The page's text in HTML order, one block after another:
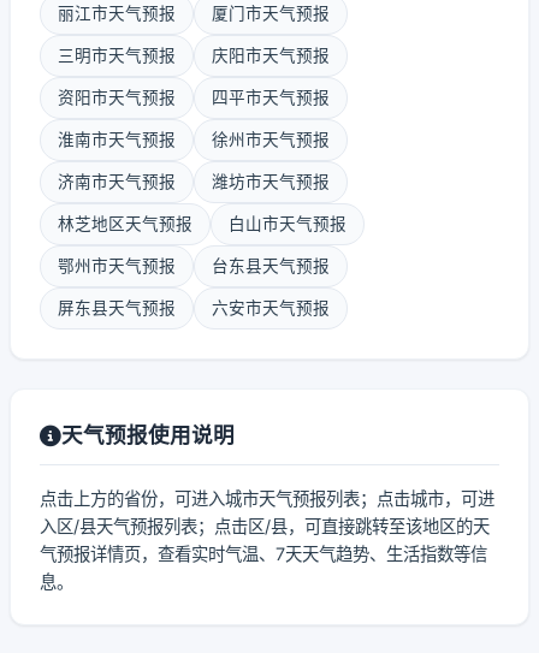
丽江市天气预报 厦门市天气预报
三明市天气预报 庆阳市天气预报
资阳市天气预报 四平市天气预报
淮南市天气预报 徐州市天气预报
济南市天气预报 潍坊市天气预报
林芝地区天气预报 白山市天气预报
鄂州市天气预报 台东县天气预报
屏东县天气预报 六安市天气预报
天气预报使用说明
点击上方的省份，可进入城市天气预报列表；点击城市，可进
入区/县天气预报列表；点击区/县，可直接跳转至该地区的天
气预报详情页，查看实时气温、7天天气趋势、生活指数等信
息。